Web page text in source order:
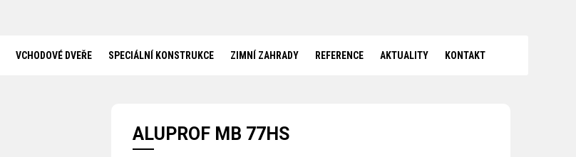
VCHODOVÉ DVEŘE SPECIÁLNÍ KONSTRUKCE ZIMNÍ ZAHRADY REFERENCE AKTUALITY KONTAKT
BEZRÁMOVÉ ZASKLENÍ
ALUPROF MB 77HS